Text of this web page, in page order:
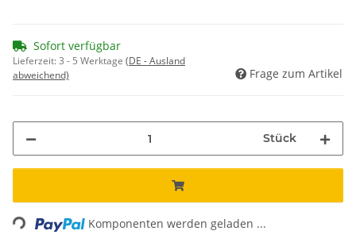
Sofort verfügbar
Lieferzeit:3 - 5 Werktage (DE - Ausland
abweichend)
Frage zum Artikel
Stück
Loading... Komponenten werden geladen ...